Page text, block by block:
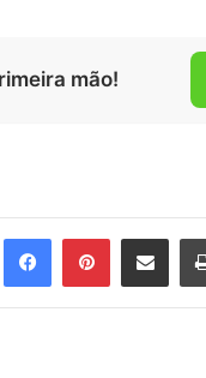
mão!
FacebookPinterest
Compartilhar via e-mail